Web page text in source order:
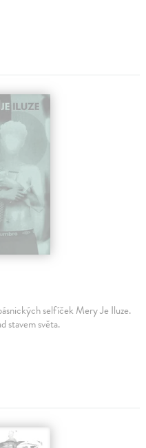
selfíček Mery Je Iluze.
stavem světa.